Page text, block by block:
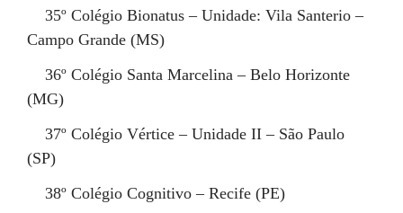
35º Colégio Bionatus – Unidade: Vila Santerio –
Campo Grande (MS)
36º Colégio Santa Marcelina – Belo Horizonte
(MG)
37º Colégio Vértice – Unidade II – São Paulo
(SP)
38º Colégio Cognitivo – Recife (PE)